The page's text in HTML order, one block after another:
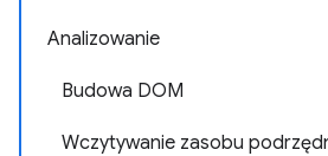
Analizowanie
Budowa DOM
Wczytywanie zasobu